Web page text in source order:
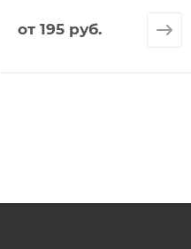
от 195 руб.